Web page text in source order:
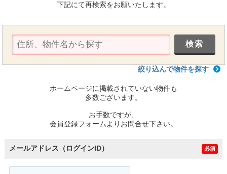
下記にて再検索をお願いたします。
絞り込んで物件を探す
ホームページに掲載されていない物件も
多数ございます。
お手数ですが、
会員登録フォームよりお問合せ下さい。
メールアドレス（ログインID） 必須